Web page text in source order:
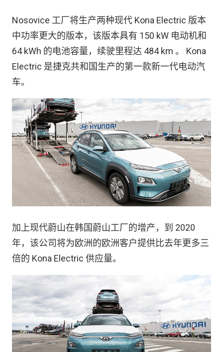
Nosovice 工厂将生产两种现代 Kona Electric 版本
中功率更大的版本，该版本具有 150 kW 电动机和
64 kWh 的电池容量，续驶里程达 484 km 。 Kona
Electric 是捷克共和国生产的第一款新一代电动汽
车。
加上现代蔚山在韩国蔚山工厂的增产，到 2020
年，该公司将为欧洲的欧洲客户提供比去年更多三
倍的 Kona Electric 供应量。